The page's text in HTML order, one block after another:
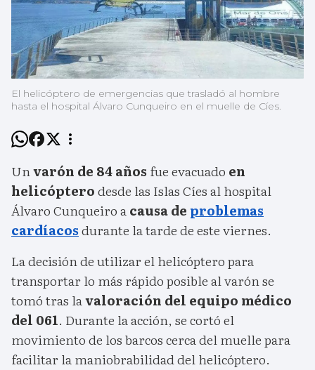
El helicóptero de emergencias que trasladó al hombre
hasta el hospital Álvaro Cunqueiro en el muelle de Cíes.
Unvarón de 84 años fue evacuado en
helicópterodesde las Islas Cíes al hospital
Álvaro Cunqueiro acausa de problemas
cardíacosdurante la tarde de este viernes.
La decisión de utilizar el helicóptero para
transportar lo más rápido posible al varón se
tomó tras lavaloración del equipo médico
del 061. Durante la acción, se cortó el
movimiento de los barcos cerca del muelle para
facilitar la maniobrabilidad del helicóptero.